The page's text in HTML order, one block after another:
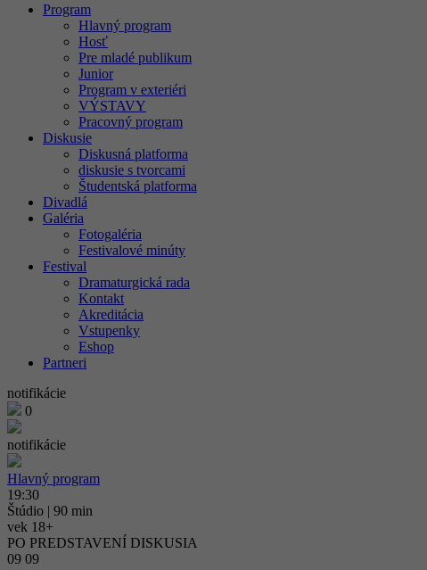
Program
Hlavný program
Hosť
Pre mladé publikum
Junior
Program v exteriéri
VÝSTAVY
Pracovný program
Diskusie
Diskusná platforma
diskusie s tvorcami
Študentská platforma
Divadlá
Galéria
Fotogaléria
Festivalové minúty
Festival
Dramaturgická rada
Kontakt
Akreditácia
Vstupenky
Eshop
Partneri
notifikácie
0
notifikácie
Hlavný program
19:30
Štúdio | 90 min
vek 18+
PO PREDSTAVENÍ DISKUSIA
09 09